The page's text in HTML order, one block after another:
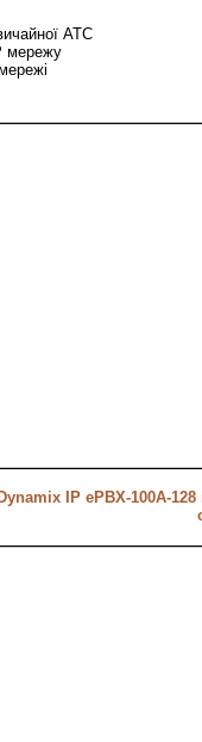
АТС
мережу
IP ePBX-100A-